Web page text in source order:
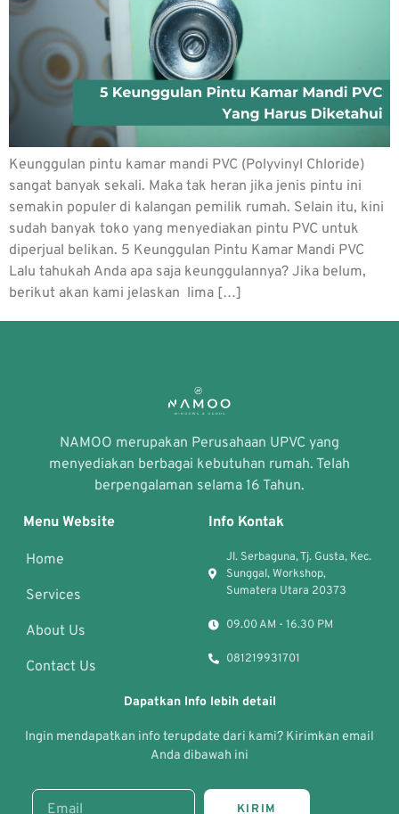
Keunggulan pintu kamar mandi PVC (Polyvinyl Chloride)
sangat banyak sekali. Maka tak heran jika jenis pintu ini
semakin populer di kalangan pemilik rumah. Selain itu, kini
sudah banyak toko yang menyediakan pintu PVC untuk
diperjual belikan. 5 Keunggulan Pintu Kamar Mandi PVC
Lalu tahukah Anda apa saja keunggulannya? Jika belum,
berikut akan kami jelaskan lima […]
NAMOO merupakan Perusahaan UPVC yang
menyediakan berbagai kebutuhan rumah. Telah
berpengalaman selama 16 Tahun.
Menu Website
Home
Services
About Us
Contact Us
Info Kontak
Jl. Serbaguna, Tj. Gusta, Kec.
Sunggal, Workshop,
Sumatera Utara 20373
09.00 AM - 16.30 PM
081219931701
Dapatkan Info lebih detail
Ingin mendapatkan info terupdate dari kami? Kirimkan email
Anda dibawah ini
KIRIM